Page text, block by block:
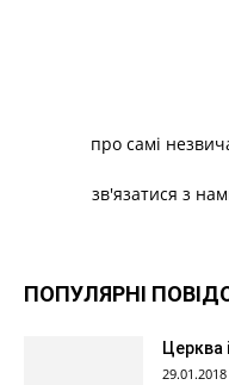
про самі
зв'язатися з
ПОПУЛЯРНІ
Церква
29.01.2018